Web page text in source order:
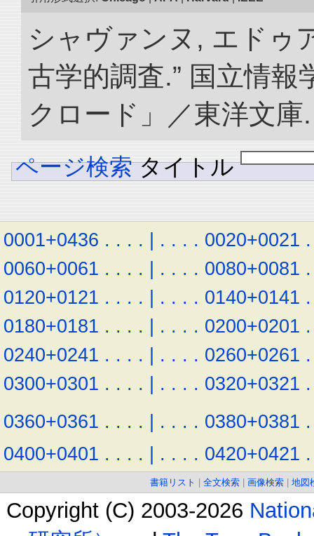
シャヴァンヌ, エドゥ
古学的調査.” 国立情
クロード」／東洋文
ページ検索 タイトル
0001+0436 . . . . | . . . . 0020+0021 .
0060+0061 . . . . | . . . . 0080+0081 .
0120+0121 . . . . | . . . . 0140+0141 .
0180+0181 . . . . | . . . . 0200+0201 .
0240+0241 . . . . | . . . . 0260+0261 .
0300+0301 . . . . | . . . . 0320+0321 .
0360+0361 . . . . | . . . . 0380+0381 .
0400+0401 . . . . | . . . . 0420+0421 .
書籍リスト 全文検索 画像検索 地図
Copyright (C) 2003-2026